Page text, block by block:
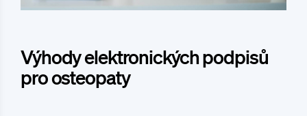
Výhody elektronických podpisů
pro osteopaty